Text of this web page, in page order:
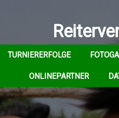
TURNIERERFOLGE
ONLINEPARTNER